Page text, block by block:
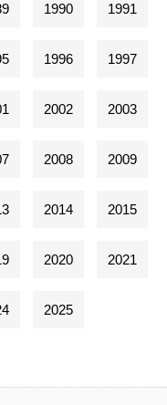
1990 1991
1996 1997
2002 2003
2008 2009
2014 2015
2020 2021
2025